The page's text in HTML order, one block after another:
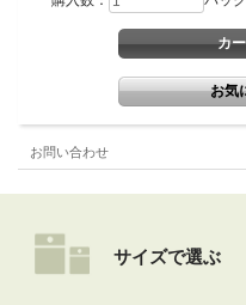
お問い合わせ
サイズで選ぶ